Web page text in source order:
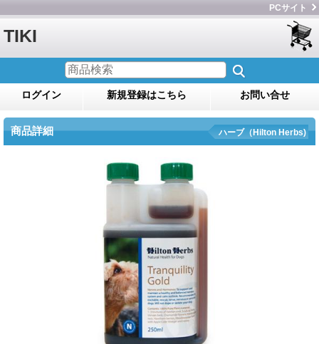
PCサイト
TIKI
ログイン 新規登録はこちら お問い合せ
商品詳細 ハーブ（Hilton Herbs)